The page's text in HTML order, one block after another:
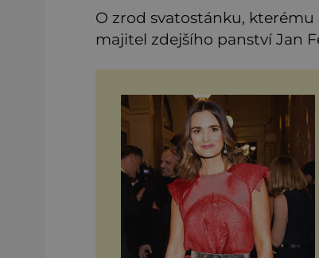
O zrod svatostánku, kterému
majitel zdejšího panství Jan